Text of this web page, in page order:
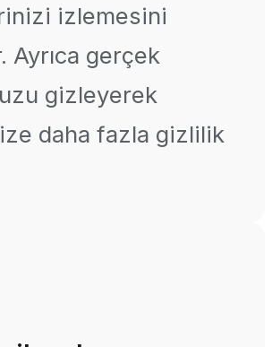
izlemesini
Ayrıca gerçek
gizleyerek
daha fazla gizlilik